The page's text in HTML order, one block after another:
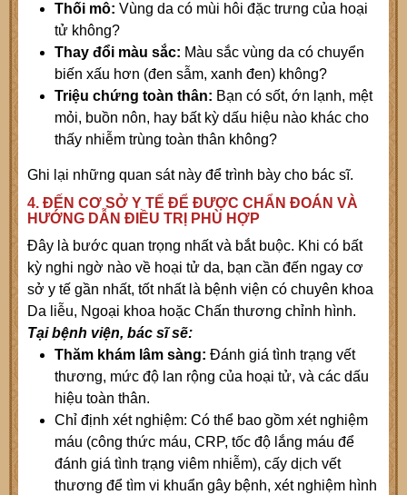
Thối mô: Vùng da có mùi hôi đặc trưng của hoại
tử không?
Thay đổi màu sắc: Màu sắc vùng da có chuyển
biến xấu hơn (đen sẫm, xanh đen) không?
Triệu chứng toàn thân: Bạn có sốt, ớn lạnh, mệt
mỏi, buồn nôn, hay bất kỳ dấu hiệu nào khác cho
thấy nhiễm trùng toàn thân không?
Ghi lại những quan sát này để trình bày cho bác sĩ.
4. ĐẾN CƠ SỞ Y TẾ ĐỂ ĐƯỢC CHẨN ĐOÁN VÀ
HƯỚNG DẪN ĐIỀU TRỊ PHÙ HỢP
Đây là bước quan trọng nhất và bắt buộc. Khi có bất
kỳ nghi ngờ nào về hoại tử da, bạn cần đến ngay cơ
sở y tế gần nhất, tốt nhất là bệnh viện có chuyên khoa
Da liễu, Ngoại khoa hoặc Chấn thương chỉnh hình.
Tại bệnh viện, bác sĩ sẽ:
Thăm khám lâm sàng: Đánh giá tình trạng vết
thương, mức độ lan rộng của hoại tử, và các dấu
hiệu toàn thân.
Chỉ định xét nghiệm: Có thể bao gồm xét nghiệm
máu (công thức máu, CRP, tốc độ lắng máu để
đánh giá tình trạng viêm nhiễm), cấy dịch vết
thương để tìm vi khuẩn gây bệnh, xét nghiệm hình